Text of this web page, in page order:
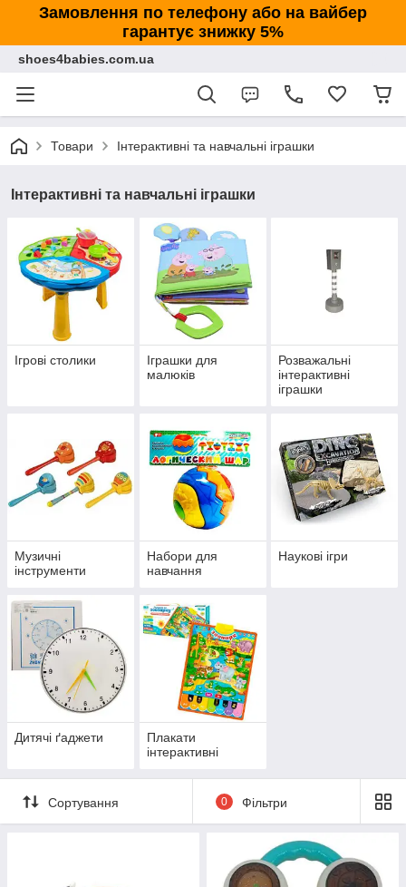
Замовлення по телефону або на вайбер
гарантує знижку 5%
shoes4babies.com.ua
Товари Інтерактивні та навчальні іграшки
Інтерактивні та навчальні іграшки
Ігрові столики
Іграшки для
малюків
Розважальні
інтерактивні
іграшки
Музичні
інструменти
Набори для
навчання
Наукові ігри
Дитячі ґаджети
Плакати
інтерактивні
Сортування 0 Фільтри